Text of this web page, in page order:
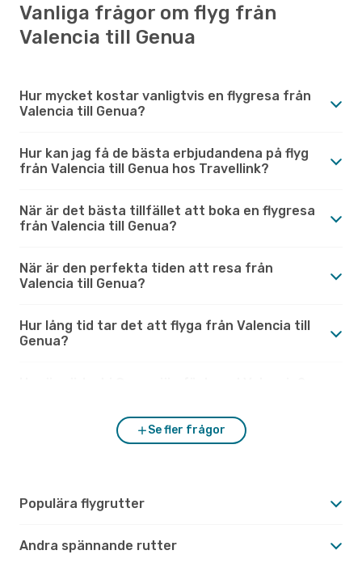
Vanliga frågor om flyg från
Valencia till Genua
Hur mycket kostar vanligtvis en flygresa från
Valencia till Genua?
Hur kan jag få de bästa erbjudandena på flyg
från Valencia till Genua hos Travellink?
När är det bästa tillfället att boka en flygresa
från Valencia till Genua?
När är den perfekta tiden att resa från
Valencia till Genua?
Hur lång tid tar det att flyga från Valencia till
Genua?
Se fler frågor
Populära flygrutter
Andra spännande rutter